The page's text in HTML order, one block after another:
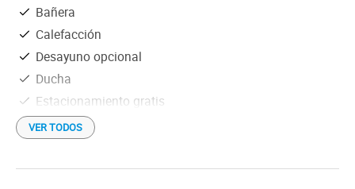
Bañera
Calefacción
Desayuno opcional
Ducha
Estacionamiento gratis
Información turística
Recepción las 24 Hs.
TV satelital
VER TODOS